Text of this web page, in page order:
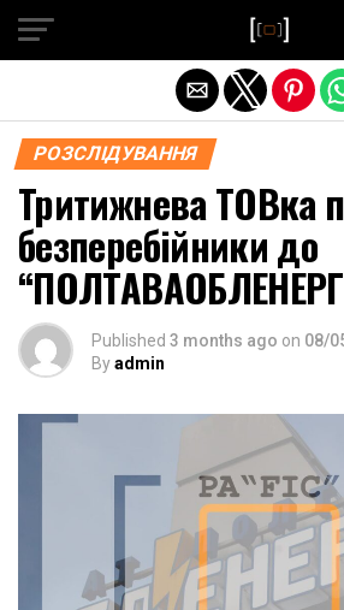
РОЗСЛІДУВАННЯ
Тритижнева ТОВка
безперебійники до
Published 3 months ago on 08/
Byadmin
Exit mobile version